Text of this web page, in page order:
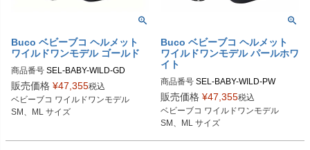
Buco ベビーブコ ヘルメット
ワイルドワンモデル ゴールド
商品番号 SEL-BABY-WILD-GD
SMサイズ商品コード：0107BBCAW
O163
販売価格 ¥47,355税込
ベビーブコ ワイルドワンモデル
SM、ML サイズ
Buco ベビーブコ ヘルメット
ワイルドワンモデル パールホワ
イト
商品番号 SEL-BABY-WILD-PW
SMサイズ商品コード：0107BBCAW
O013
O014
販売価格 ¥47,355税込
ベビーブコ ワイルドワンモデル
SM、ML サイズ